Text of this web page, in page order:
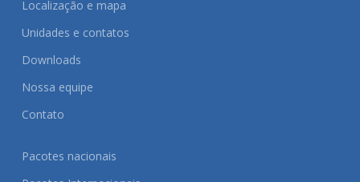
Localização e mapa
Unidades e contatos
Downloads
Nossa equipe
Contato
Pacotes nacionais